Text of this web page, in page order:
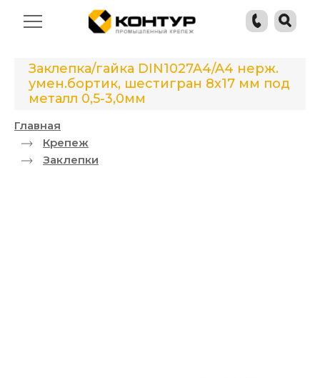
Заклепка/гайка DIN1027A4/A4 нерж.
умен.бортик, шестигран 8x17 мм под
металл 0,5-3,0мм
Главная
Крепеж
Заклепки